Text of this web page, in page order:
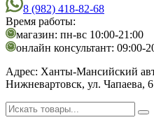
8 (982) 418-82-68
Время работы:
магазин: пн-вс 10:00-21:00
онлайн консультант: 09:00-
Адрес: Ханты-Мансийский
Нижневартовск, ул. Чапаева, 6